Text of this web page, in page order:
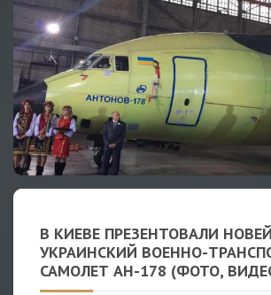
В КИЕВЕ ПРЕЗЕНТОВАЛИ
УКРАИНСКИЙ ВОЕННО-
САМОЛЕТ АН-178 (ФОТО,